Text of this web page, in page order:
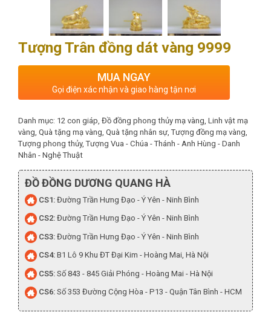
Tượng Trân đồng dát vàng 9999
MUA NGAY
Gọi điện xác nhận và giao hàng tận nơi
Danh mục: 12 con giáp Đồ đồng phong thủy mạ vàng Linh vật mạ
vàng Quà tặng mạ vàng Quà tặng nhân sự ,Tượng đồng mạ vàng
Tượng phong thủy,Tượng Vua - Chúa - Thánh - Anh Hùng - Danh
Nhân - Nghệ Thuật
ĐỒ ĐỒNG DƯƠNG QUANG HÀ
CS1: Đường Trần Hưng Đạo - Ý Yên - Ninh Bình
CS2: Đường Trần Hưng Đạo - Ý Yên - Ninh Bình
CS3: Đường Trần Hưng Đạo - Ý Yên - Ninh Bình
CS4: B1 Lô 9 Khu ĐT Đại Kim - Hoàng Mai, Hà Nội
CS5: Số 843 - 845 Giải Phóng - Hoàng Mai - Hà Nội
CS6: Số 353 Đường Cộng Hòa - P13 - Quận Tân Bình - HCM